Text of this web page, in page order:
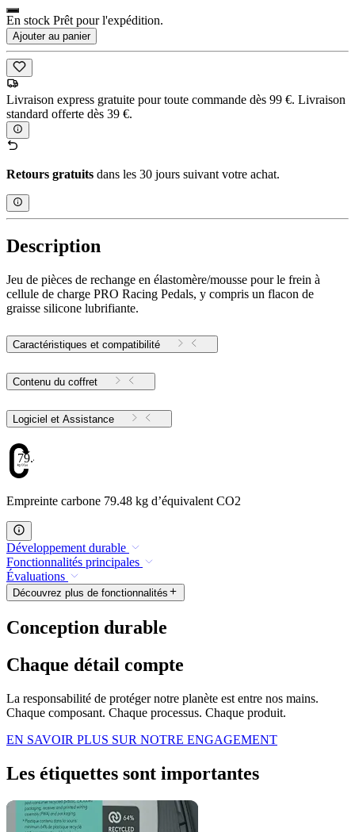
En stock Prêt pour l'expédition.
Ajouter au panier
Livraison express gratuite pour toute commande dès 99 €. Livraison
standard offerte dès 39 €.
Retours gratuits dans les 30 jours suivant votre achat.
Description
Jeu de pièces de rechange en élastomère/mousse pour le frein à
cellule de charge PRO Racing Pedals, y compris un flacon de
graisse silicone lubrifiante.
Caractéristiques et compatibilité
Contenu du coffret
Logiciel et Assistance
79.48
Empreinte carbone 79.48 kg d’équivalent CO2
Développement durable
Fonctionnalités principales
Évaluations
Découvrez plus de fonctionnalités
Conception durable
Chaque détail compte
La responsabilité de protéger notre planète est entre nos mains.
Chaque composant. Chaque processus. Chaque produit.
EN SAVOIR PLUS SUR NOTRE ENGAGEMENT
Les étiquettes sont importantes